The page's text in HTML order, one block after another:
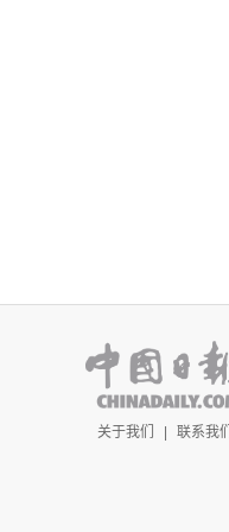
关于我们 | 联系我们